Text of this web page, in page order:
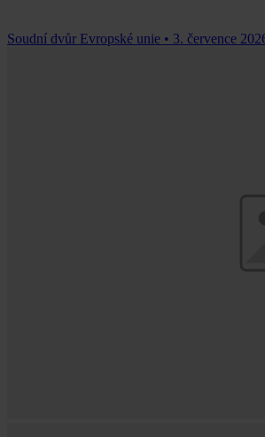
Soudní dvůr Evropské unie • 3. července